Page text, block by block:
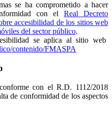
se ha comprometido a hacer
con el Real Decreto
accesibilidad de los sitios web
del sector público.
se aplica al sitio web
contenido/FMASPA
con el R.D. 1112/2018
de conformidad de los aspectos